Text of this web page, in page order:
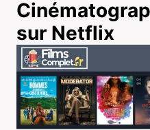
sur Netflix